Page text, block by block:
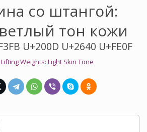
со штангой:
тон кожи
U+200D U+2640 U+FE0F
Weights: Light Skin Tone